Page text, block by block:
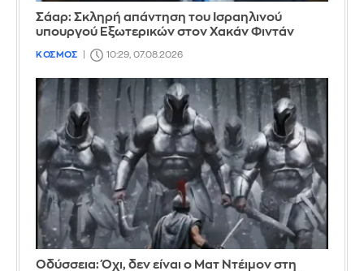
Σάαρ: Σκληρή απάντηση του Ισραηλινού
υπουργού Εξωτερικών στον Χακάν Φιντάν
ΚΟΣΜΟΣ 10:29, 07.08.2026
Οδύσσεια: Όχι, δεν είναι ο Ματ Ντέιμον στη